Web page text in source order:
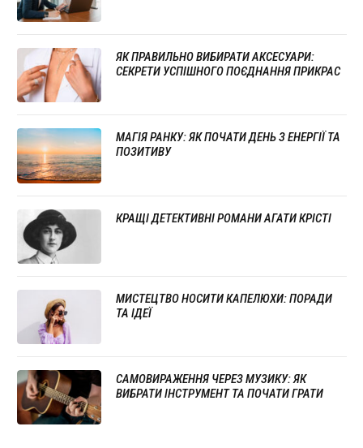
ЯК ПРАВИЛЬНО ВИБИРАТИ АКСЕСУАРИ:
СЕКРЕТИ УСПІШНОГО ПОЄДНАННЯ ПРИКРАС
МАГІЯ РАНКУ: ЯК ПОЧАТИ ДЕНЬ З ЕНЕРГІЇ ТА
ПОЗИТИВУ
КРАЩІ ДЕТЕКТИВНІ РОМАНИ АГАТИ КРІСТІ
МИСТЕЦТВО НОСИТИ КАПЕЛЮХИ: ПОРАДИ
ТА ІДЕЇ
САМОВИРАЖЕННЯ ЧЕРЕЗ МУЗИКУ: ЯК
ВИБРАТИ ІНСТРУМЕНТ ТА ПОЧАТИ ГРАТИ